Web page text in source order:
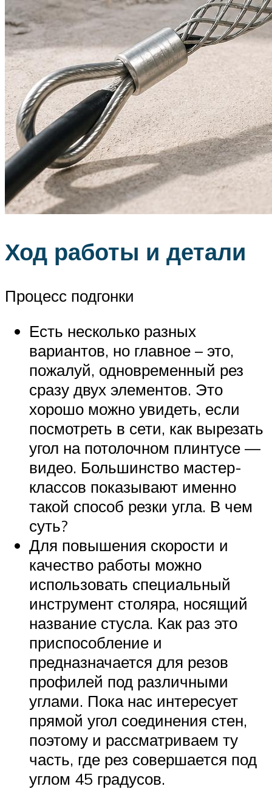
Ход работы и детали
Процесс подгонки
Есть несколько разных
вариантов, но главное – это,
пожалуй, одновременный рез
сразу двух элементов. Это
хорошо можно увидеть, если
посмотреть в сети, как вырезать
угол на потолочном плинтусе —
видео. Большинство мастер-
классов показывают именно
такой способ резки угла. В чем
суть?
Для повышения скорости и
качество работы можно
использовать специальный
инструмент столяра, носящий
название стусла. Как раз это
приспособление и
предназначается для резов
профилей под различными
углами. Пока нас интересует
прямой угол соединения стен,
поэтому и рассматриваем ту
часть, где рез совершается под
углом 45 градусов.